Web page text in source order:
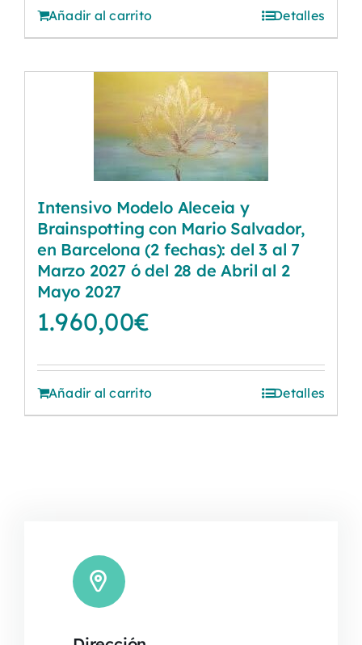
Añadir al carrito Detalles
Intensivo Modelo Aleceia y
Brainspotting con Mario Salvador,
en Barcelona (2 fechas): del 3 al 7
Marzo 2027 ó del 28 de Abril al 2
Mayo 2027
1.960,00€
Añadir al carrito Detalles